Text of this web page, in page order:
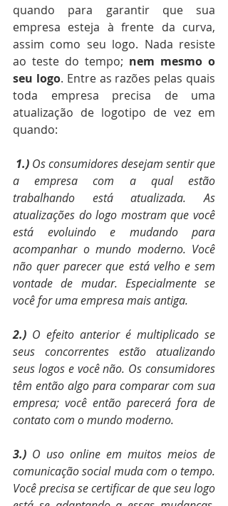
quando para garantir que sua
empresa esteja à frente da curva,
assim como seu logo. Nada resiste
ao teste do tempo; nem mesmo o
seu logo. Entre as razões pelas quais
toda empresa precisa de uma
atualização de logotipo de vez em
quando:
1.) Os consumidores desejam sentir que
a empresa com a qual estão
trabalhando está atualizada. As
atualizações do logo mostram que você
está evoluindo e mudando para
acompanhar o mundo moderno. Você
não quer parecer que está velho e sem
vontade de mudar. Especialmente se
você for uma empresa mais antiga.
2.) O efeito anterior é multiplicado se
seus concorrentes estão atualizando
seus logos e você não. Os consumidores
têm então algo para comparar com sua
empresa; você então parecerá fora de
contato com o mundo moderno.
3.) O uso online em muitos meios de
comunicação social muda com o tempo.
Você precisa se certificar de que seu logo